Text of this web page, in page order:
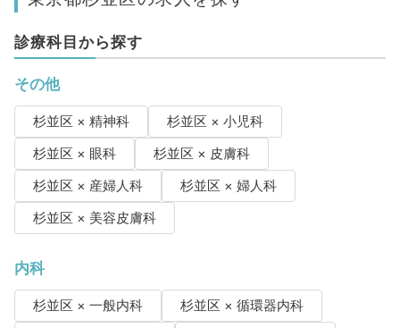
診療科目から探す
その他
杉並区 × 精神科
杉並区 × 小児科
杉並区 × 眼科
杉並区 × 皮膚科
杉並区 × 産婦人科
杉並区 × 婦人科
杉並区 × 美容皮膚科
内科
杉並区 × 一般内科
杉並区 × 循環器内科